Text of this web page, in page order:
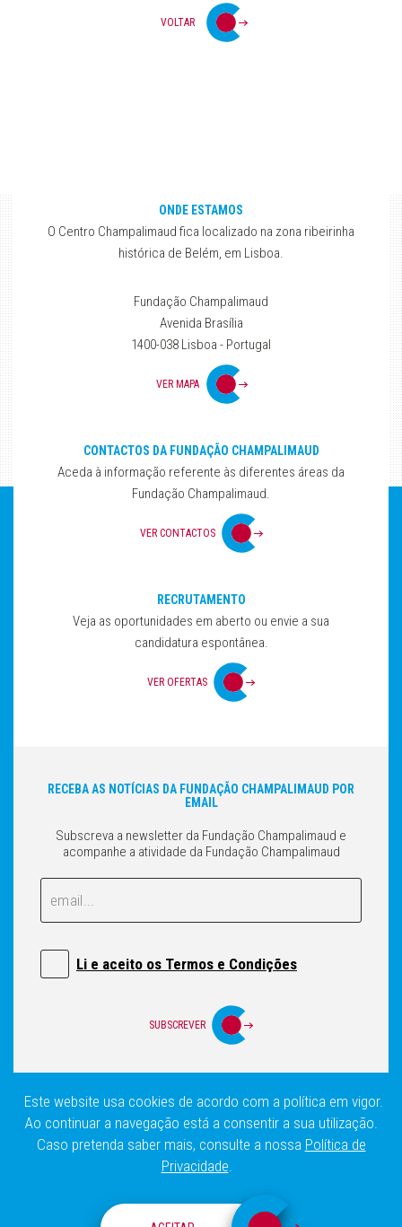
VOLTAR
ONDE ESTAMOS
O Centro Champalimaud fica localizado na zona ribeirinha
histórica de Belém, em Lisboa.
Fundação Champalimaud
Avenida Brasília
1400-038 Lisboa - Portugal
VER MAPA
CONTACTOS DA FUNDAÇÃO CHAMPALIMAUD
Aceda à informação referente às diferentes áreas da
Fundação Champalimaud.
VER CONTACTOS
RECRUTAMENTO
Veja as oportunidades em aberto ou envie a sua
candidatura espontânea.
VER OFERTAS
RECEBA AS NOTÍCIAS DA FUNDAÇÃO CHAMPALIMAUD POR
EMAIL
Subscreva a newsletter da Fundação Champalimaud e
acompanhe a atividade da Fundação Champalimaud
Email
Li e aceito os Termos e Condições
SUBSCREVER
Mapa do Site
Este website usa cookies de acordo com a política em vigor.
Ao continuar a navegação está a consentir a sua utilização.
Caso pretenda saber mais, consulte a nossa Política de
Privacidade.